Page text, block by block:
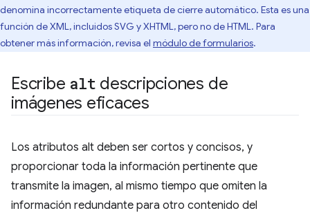
denomina incorrectamente etiqueta de cierre automático. Esta es una
función de XML, incluidos SVG y XHTML, pero no de HTML. Para
obtener más información, revisa el módulo de formularios.
Escribe alt descripciones de
imágenes eficaces
Los atributos alt deben ser cortos y concisos, y
proporcionar toda la información pertinente que
transmite la imagen, al mismo tiempo que omiten la
información redundante para otro contenido del